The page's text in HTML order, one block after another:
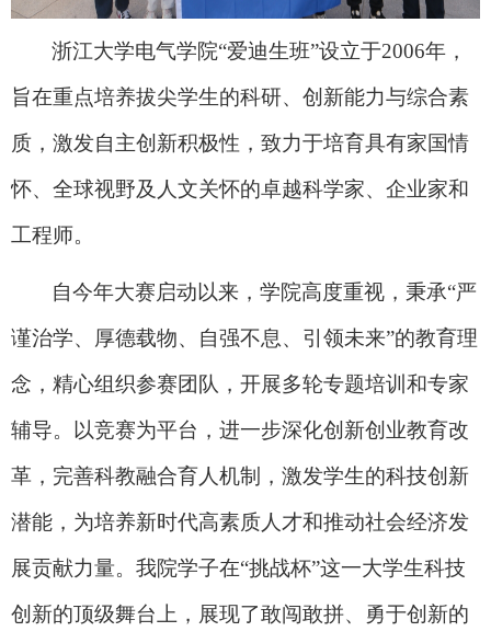
浙江大学电气学院“爱迪生班”设立于2006年，
旨在重点培养拔尖学生的科研、创新能力与综合素
质，激发自主创新积极性，致力于培育具有家国情
怀、全球视野及人文关怀的卓越科学家、企业家和
工程师。
自今年大赛启动以来，学院高度重视，秉承“严
谨治学、厚德载物、自强不息、引领未来”的教育理
念，精心组织参赛团队，开展多轮专题培训和专家
辅导。以竞赛为平台，进一步深化创新创业教育改
革，完善科教融合育人机制，激发学生的科技创新
潜能，为培养新时代高素质人才和推动社会经济发
展贡献力量。我院学子在“挑战杯”这一大学生科技
创新的顶级舞台上，展现了敢闯敢拼、勇于创新的